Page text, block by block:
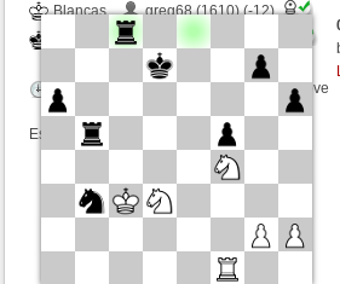
Blancas
greg68 (1610) (-12)
Bartola (1692) (+12)
Tiempo: 5 minutes/side + 0 seconds/move
Esta partida es por puntos